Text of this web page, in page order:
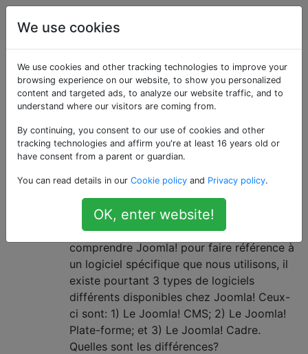
Joomla
Questions marquées
«joomla-framework-
1.x»
Plateforme et Joomla! Cadre?
Beaucoup d'entre nous ont fini par
comprendre Joomla! pour faire référence à
un logiciel spécifique que nous utilisons, il
existe pourtant 3 types de logiciels
différents disponibles chez Joomla! Ceux-
ci sont: 1) Le Joomla! CMS; 2) Le Joomla!
Plate-forme; et 3) Le Joomla! Cadre.
Quelles sont les différences?
We use cookies
We use cookies and other tracking technologies to improve your
browsing experience on our website, to show you personalized
content and targeted ads, to analyze our website traffic, and to
understand where our visitors are coming from.
By continuing, you consent to our use of cookies and other
tracking technologies and affirm you're at least 16 years old or
have consent from a parent or guardian.
You can read details in our Cookie policy and Privacy policy.
OK, enter website!